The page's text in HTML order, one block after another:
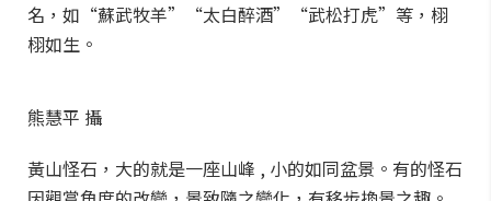
名，如“蘇武牧羊”“太白醉酒”“武松打虎”等，栩
栩如生。
熊慧平 攝
黃山怪石，大的就是一座山峰 , 小的如同盆景。有的怪石